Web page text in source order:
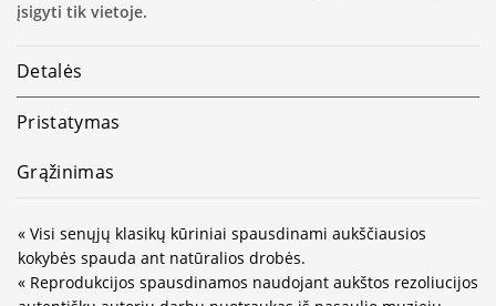
įsigyti tik vietoje.
Detalės
Pristatymas
Grąžinimas
« Visi senųjų klasikų kūriniai spausdinami aukščiausios
kokybės spauda ant natūralios drobės.
« Reprodukcijos spausdinamos naudojant aukštos rezoliucijos